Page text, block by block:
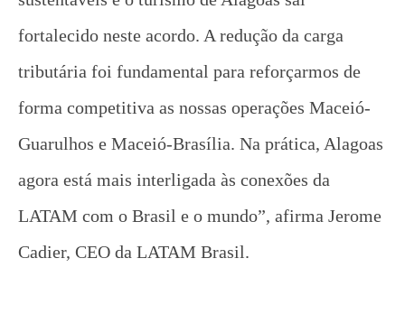
fortalecido neste acordo. A redução da carga
tributária foi fundamental para reforçarmos de
forma competitiva as nossas operações Maceió-
Guarulhos e Maceió-Brasília. Na prática, Alagoas
agora está mais interligada às conexões da
LATAM com o Brasil e o mundo”, afirma Jerome
Cadier, CEO da LATAM Brasil.